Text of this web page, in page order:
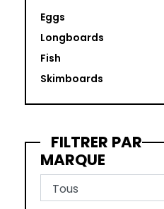
Eggs
Longboards
Fish
Skimboards
FILTRER PAR
MARQUE